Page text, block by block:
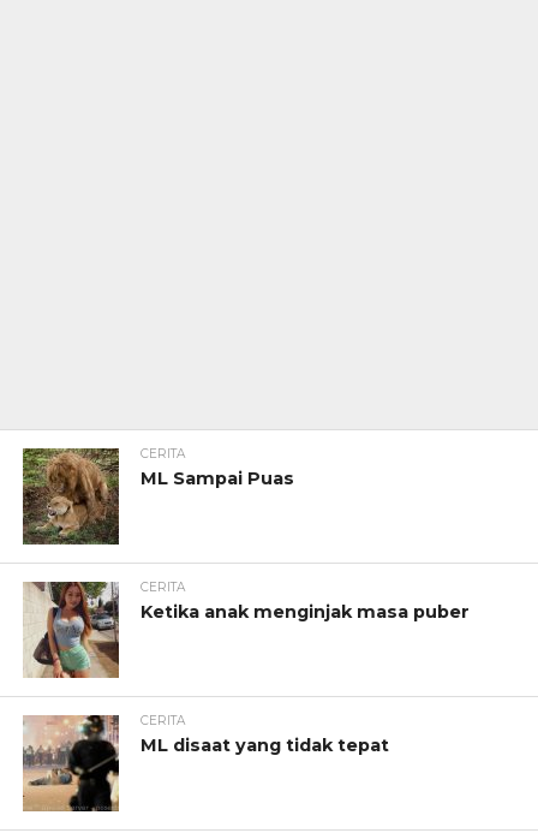
CERITA
ML Sampai Puas
CERITA
Ketika anak menginjak masa puber
CERITA
ML disaat yang tidak tepat